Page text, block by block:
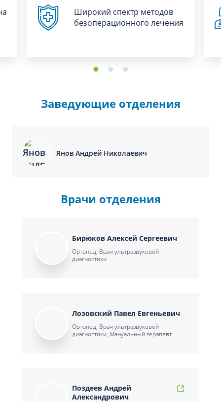
Широкий спектр методов
безоперационного лечения
Заведующие отделения
Янов Андрей Николаевич
Врачи отделения
Бирюков Алексей Сергеевич
Ортопед, Врач ультразвуковой
диагностики
Лозовский Павел Евгеньевич
Ортопед, Врач ультразвуковой
диагностики, Мануальный терапевт
Поздеев Андрей
Александрович